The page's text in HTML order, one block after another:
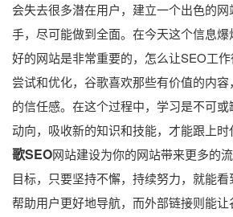
会失去很多潜在用户，建立一个出色的
手，尽可能做到全面。在今天这个信息
好的网站是非常重要的，怎么让SEO工
尝试和优化，谷歌喜欢那些有价值的内
的信任感。在这个过程中，学习是不可
动向，吸收新的知识和技能，才能跟上时
歌SEO网站建设为你的网站带来更多的
目标，只要坚持不懈，持续努力，就能
帮助用户更好地导航，而外部链接则能